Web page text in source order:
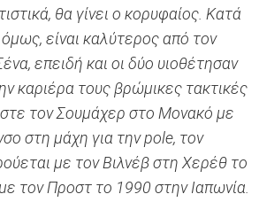
θα γίνει ο κορυφαίος. Κατά
είναι καλύτερος από τον
επειδή και οι δύο υιοθέτησαν
καριέρα τους βρώμικες τακτικές
τον Σουμάχερ στο Μονακό με
στη μάχη για την pole, τον
με τον Βιλνέβ στη Χερέθ το
τον Προστ το 1990 στην Ιαπωνία.